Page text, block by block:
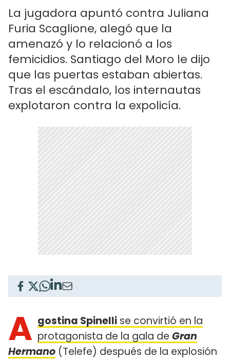
La jugadora apuntó contra Juliana
Furia Scaglione, alegó que la
amenazó y lo relacionó a los
femicidios. Santiago del Moro le dijo
que las puertas estaban abiertas.
Tras el escándalo, los internautas
explotaron contra la expolicía.
A gostina Spinelli se convirtió en la
protagonista de la gala de Gran
Hermano (Telefe) después de la explosión